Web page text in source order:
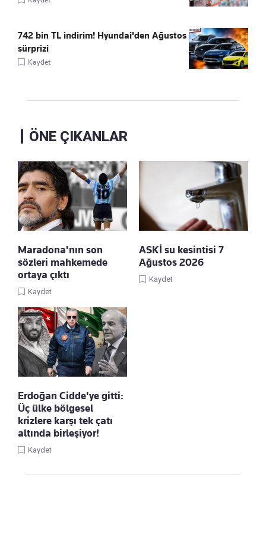
742 bin TL indirim! Hyundai'den Ağustos
sürprizi
Kaydet
ÖNE ÇIKANLAR
Maradona'nın son
sözleri mahkemede
ortaya çıktı
Kaydet
ASKİ su kesintisi 7
Ağustos 2026
Kaydet
Erdoğan Cidde'ye gitti:
Üç ülke bölgesel
krizlere karşı tek çatı
altında birleşiyor!
Kaydet